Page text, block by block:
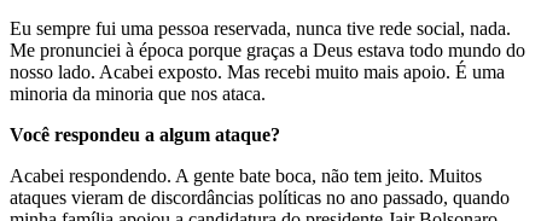
Eu sempre fui uma pessoa reservada, nunca tive rede social, nada.
Me pronunciei à época porque graças a Deus estava todo mundo do
nosso lado. Acabei exposto. Mas recebi muito mais apoio. É uma
minoria da minoria que nos ataca.
Você respondeu a algum ataque?
Acabei respondendo. A gente bate boca, não tem jeito. Muitos
ataques vieram de discordâncias políticas no ano passado, quando